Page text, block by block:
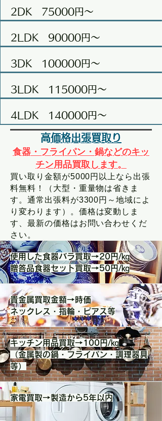
2DK 75000円～
2LDK 90000円～
3DK 100000円～
3LDK 115000円～
4LDK 140000円～
​高価格出張買取り
食器・フライパン・鍋などのキッ
チン用品買取します。
​​​買い取り金額が5000円以上なら出張
料無料！（大型・重量物は省きま
す。通常出張料が3300円～地域によ
り変わります）。 ​価格は変動しま
す、最新の価格はお問い合わせくだ
さい。
使用した食器バラ買取→20円/㎏
贈答品食器セット買取→50円/㎏
貴金属買取金額→時価
​ネックレス・指輪・ピアス等
キッチン用品買取→100円/㎏
​（金属製の鍋・フライパン・調理器具
等）
家電買取→製造から5年以内